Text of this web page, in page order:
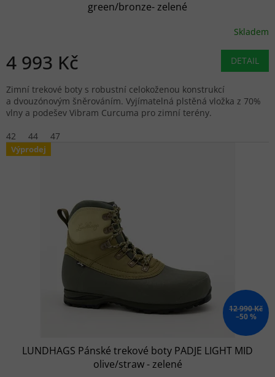
green/bronze- zelené
Skladem
4 993 Kč DETAIL
Zimní trekové boty s robustní celokoženou konstrukcí
a dvouzónovým šněrováním. Vyjímatelná plstěná vložka z 70%
vlny a podešev Vibram Curcuma pro zimní terény.
42
44 47
Výprodej
12 990 Kč
–50 %
LUNDHAGS Pánské trekové boty PADJE LIGHT MID
olive/straw - zelené